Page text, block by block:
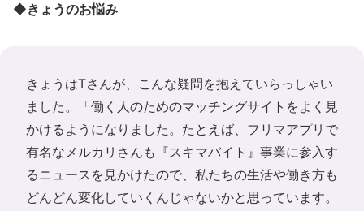
◆きょうのお悩み
きょうはTさんが、こんな疑問を抱えていらっしゃい
ました。「働く人のためのマッチングサイトをよく見
かけるようになりました。たとえば、フリマアプリで
有名なメルカリさんも『スキマバイト』事業に参入す
るニュースを見かけたので、私たちの生活や働き方も
どんどん変化していくんじゃないかと思っています。